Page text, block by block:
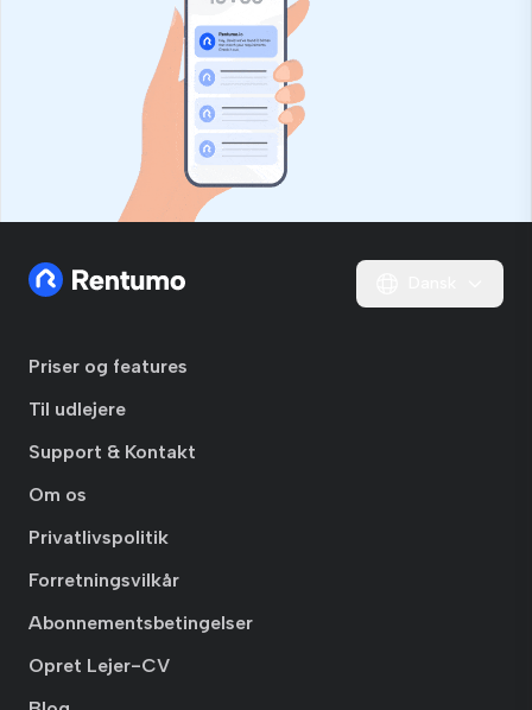
Priser og features
Til udlejere
Support & Kontakt
Om os
Privatlivspolitik
Forretningsvilkår
Abonnementsbetingelser
Opret Lejer-CV